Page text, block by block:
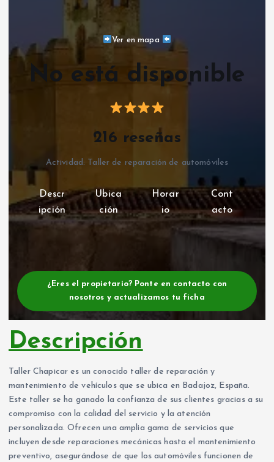
Ver en mapa
No está disponible
216 reseñas
Actividad: Taller de reparación de automóviles
Descr
ipción
Ubica
ción
Horar
io
Cont
acto
¿Eres el propietario? Ponte en contacto con
nosotros y actualizamos tu ficha
Descripción
Taller Chapicar es un conocido taller de reparación y
mantenimiento de vehículos que se ubica en Badajoz, España.
Este taller se ha ganado la confianza de sus clientes gracias a su
compromiso con la calidad del servicio y la atención
personalizada. Ofrecen una amplia gama de servicios que
incluyen desde reparaciones mecánicas hasta el mantenimiento
preventivo, asegurándose de que los automóviles funcionen de